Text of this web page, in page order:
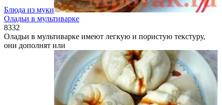
Блюда из муки
Оладьи в мультиварке
8332
Оладьи в мультиварке имеют легкую и пористую текстуру,
они дополнят или